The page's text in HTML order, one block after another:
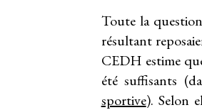
Toute la
résultant
CEDH estime
été suffisants
sportive). Selon